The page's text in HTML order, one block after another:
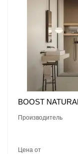
BOOST
Производитель
Цена от